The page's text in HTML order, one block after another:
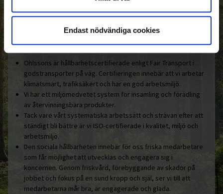
Endast nödvändiga cookies
Den gemensamma nämnaren i
Ohlssonsgruppen är vårt hållbara
engagemang.
Här är några konkreta exempel:
Ohlssons är hållbarhetscertifierade enligt Fair Transport i
godstransporter på väg. Certifieringen innebär att vi arbetar
klimatsmart, trafiksäkert och har en god arbetsmiljö.
Vi har ett miljömedvetet system för insamling och förädling
av återvinningsbara produkter.
Tack vare vårt systematiska arbetssätt och strävan efter att
ständigt bli bättre är vi ISO-certifierade i kvalitet, miljö och
arbetsmiljö.
Den sociala hållbarheten innebär för oss friska medarbetare
som får möjlighet att utvecklas och engagera sig i
koncernen. Genom friskvård, förebyggande av skador på
jobbet och fokus på en sund kropp och själ, ser vi till att
medarbetarna mår bra, är engagerade och glada.